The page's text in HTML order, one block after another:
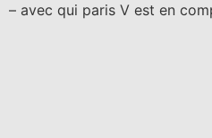
– avec qui paris V est en